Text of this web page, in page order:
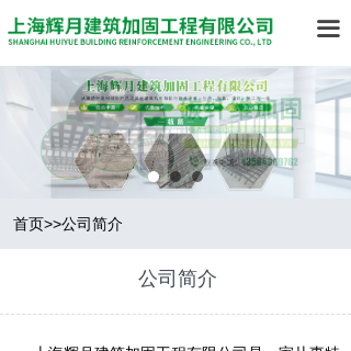
끀
网站首页
公司简介
工程项目
工程案例
新闻中心
联系我们
首页>>公司简介
公司简介